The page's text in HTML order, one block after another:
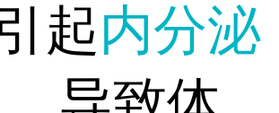
起内分泌